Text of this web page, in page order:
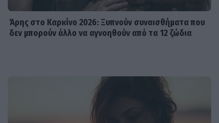
Άρης στο Καρκίνο 2026: Ξυπνούν συναισθήματα που
δεν μπορούν άλλο να αγνοηθούν από τα 12 ζώδια